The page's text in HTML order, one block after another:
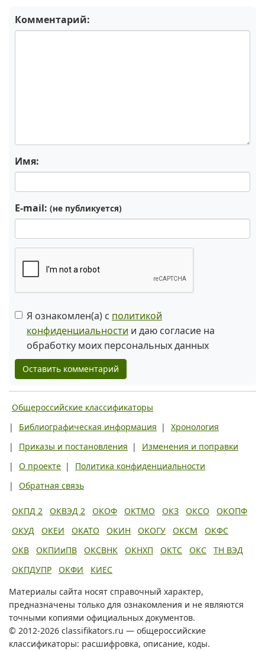
Комментарий:
Имя:
E-mail: (не публикуется)
Я ознакомлен(а) с политикой
конфиденциальности и даю согласие на
обработку моих персональных данных
Оставить комментарий
Общероссийские классификаторы
|
Библиографическая информация |
Хронология
|
Приказы и постановления |
Изменения и поправки
|
О проекте |
Политика конфиденциальности
|
Обратная связь
ОКПД 2 ОКВЭД 2 ОКОФ ОКТМО ОКЗ ОКСО
ОКОПФ
ОКУД
ОКЕИ ОКАТО ОКИН ОКОГУ ОКСМ
ОКФС
ОКВ
ОКПИиПВ ОКСВНК ОКНХП ОКТС ОКС
ТН ВЭД
ОКПДУПР
ОКФИ
КИЕС
Материалы сайта носят справочный характер,
предназначены только для ознакомления и не являются
точными копиями официальных документов.
© 2012-2026 classifikators.ru — общероссийские
классификаторы: расшифровка, описание, коды.